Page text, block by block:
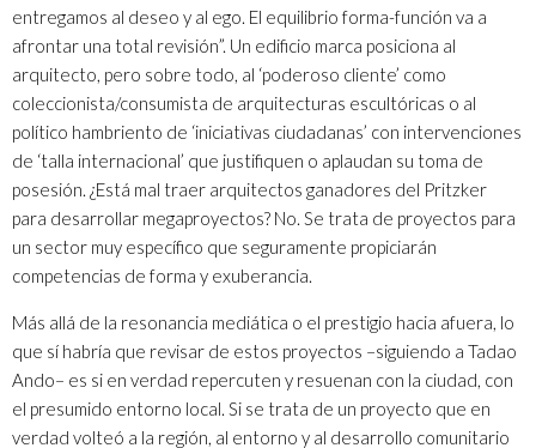
entregamos al deseo y al ego. El equilibrio forma-función va a
afrontar una total revisión”. Un edificio marca posiciona al
arquitecto, pero sobre todo, al ‘poderoso cliente’ como
coleccionista/consumista de arquitecturas escultóricas o al
político hambriento de ‘iniciativas ciudadanas’ con intervenciones
de ‘talla internacional’ que justifiquen o aplaudan su toma de
posesión. ¿Está mal traer arquitectos ganadores del Pritzker
para desarrollar megaproyectos? No. Se trata de proyectos para
un sector muy específico que seguramente propiciarán
competencias de forma y exuberancia.
Más allá de la resonancia mediática o el prestigio hacia afuera, lo
que sí habría que revisar de estos proyectos –siguiendo a Tadao
Ando– es si en verdad repercuten y resuenan con la ciudad, con
el presumido entorno local. Si se trata de un proyecto que en
verdad volteó a la región, al entorno y al desarrollo comunitario